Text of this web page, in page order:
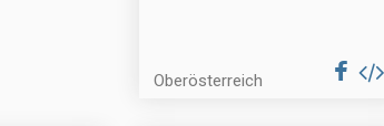
Oberösterreich